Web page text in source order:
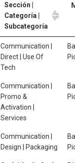
Sección |
Categoría |
Subcategoría
Communication |
Direct | Use Of
Tech
Communication |
Promo &
Activation |
Services
Communication |
Design | Packaging